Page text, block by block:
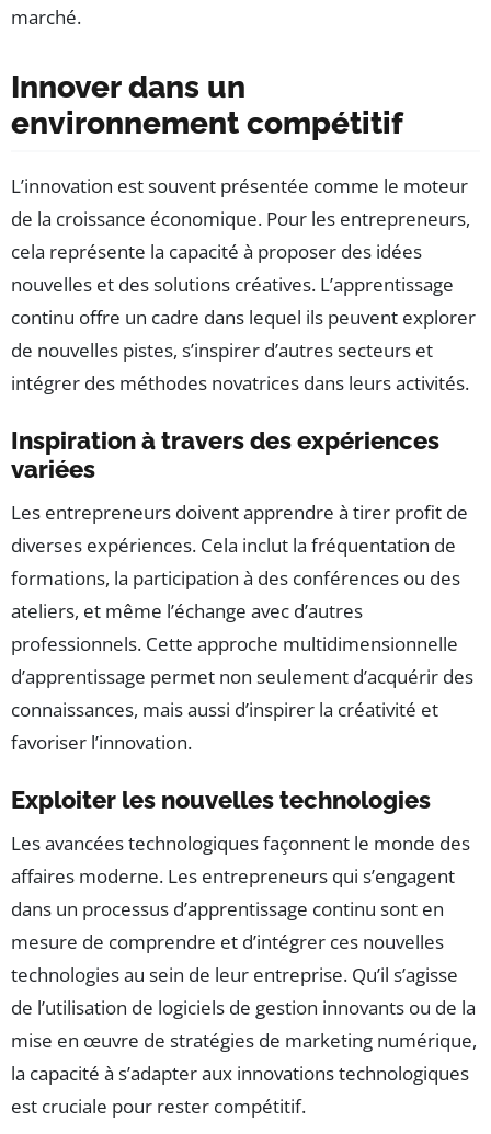
marché.
Innover dans un
environnement compétitif
L’innovation est souvent présentée comme le moteur
de la croissance économique. Pour les entrepreneurs,
cela représente la capacité à proposer des idées
nouvelles et des solutions créatives. L’apprentissage
continu offre un cadre dans lequel ils peuvent explorer
de nouvelles pistes, s’inspirer d’autres secteurs et
intégrer des méthodes novatrices dans leurs activités.
Inspiration à travers des expériences
variées
Les entrepreneurs doivent apprendre à tirer profit de
diverses expériences. Cela inclut la fréquentation de
formations, la participation à des conférences ou des
ateliers, et même l’échange avec d’autres
professionnels. Cette approche multidimensionnelle
d’apprentissage permet non seulement d’acquérir des
connaissances, mais aussi d’inspirer la créativité et
favoriser l’innovation.
Exploiter les nouvelles technologies
Les avancées technologiques façonnent le monde des
affaires moderne. Les entrepreneurs qui s’engagent
dans un processus d’apprentissage continu sont en
mesure de comprendre et d’intégrer ces nouvelles
technologies au sein de leur entreprise. Qu’il s’agisse
de l’utilisation de logiciels de gestion innovants ou de la
mise en œuvre de stratégies de marketing numérique,
la capacité à s’adapter aux innovations technologiques
est cruciale pour rester compétitif.